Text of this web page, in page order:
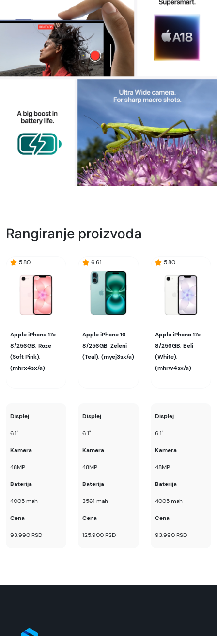
Rangiranje proizvoda
5.80
Apple iPhone 17e
8/256GB, Roze
(Soft Pink),
(mhrx4sx/a)
6.61
Apple iPhone 16
8/256GB, Zeleni
(Teal), (myej3sx/a)
5.80
Apple iPhone 17e
8/256GB, Beli
(White),
(mhrw4sx/a)
Displej
6.1"
Kamera
48MP
Baterija
4005 mah
Cena
93.990 RSD
Displej
6.1"
Kamera
48MP
Baterija
3561 mah
Cena
125.900 RSD
Displej
6.1"
Kamera
48MP
Baterija
4005 mah
Cena
93.990 RSD